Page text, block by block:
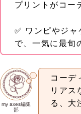
プリントがコー
✅ ワンピやジ
で、一気に最旬
my axes編集
部
コーデ
リアス
る、大